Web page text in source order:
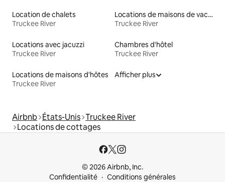
Location de chalets
Truckee River
Locations de maisons de vacances
Truckee River
Locations avec jacuzzi
Truckee River
Chambres d'hôtel
Truckee River
Locations de maisons d'hôtes
Truckee River
Afficher plus
Airbnb États-Unis Truckee River
Locations de cottages
© 2026 Airbnb, Inc.
Confidentialité
Conditions générales